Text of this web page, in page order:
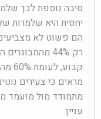
סיבה נוספת לכך
יחסית היא שלמרות
קבוע,
מראים כי צעירים
מתמודד מול מועמד
עניין.